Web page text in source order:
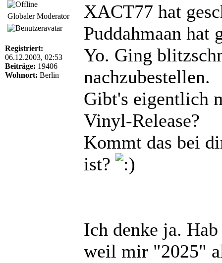
Globaler Moderator
Registriert:
06.12.2003, 02:53
Beiträge: 19406
Wohnort: Berlin
XACT77 hat
Puddahmaan hat
Yo. Ging
nachzubestellen.
Gibt's eigentlich
Vinyl-Release?
Kommt das bei
ist?
Ich denke ja.
weil mir "2025"